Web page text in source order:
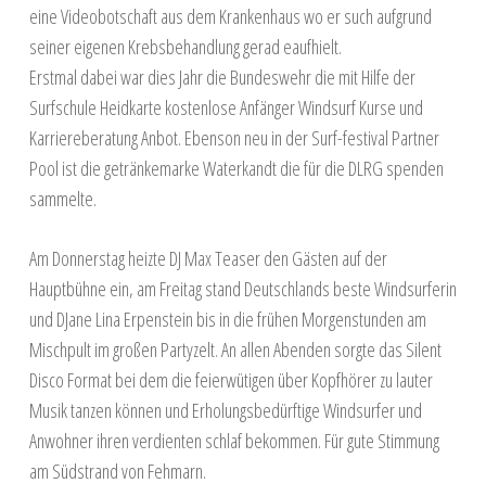
eine Videobotschaft aus dem Krankenhaus wo er such aufgrund
seiner eigenen Krebsbehandlung gerad eaufhielt.
Erstmal dabei war dies Jahr die Bundeswehr die mit Hilfe der
Surfschule Heidkarte kostenlose Anfänger Windsurf Kurse und
Karriereberatung Anbot. Ebenson neu in der Surf-festival Partner
Pool ist die getränkemarke Waterkandt die für die DLRG spenden
sammelte.
Am Donnerstag heizte DJ Max Teaser den Gästen auf der
Hauptbühne ein, am Freitag stand Deutschlands beste Windsurferin
und DJane Lina Erpenstein bis in die frühen Morgenstunden am
Mischpult im großen Partyzelt. An allen Abenden sorgte das Silent
Disco Format bei dem die feierwütigen über Kopfhörer zu lauter
Musik tanzen können und Erholungsbedürftige Windsurfer und
Anwohner ihren verdienten schlaf bekommen. Für gute Stimmung
am Südstrand von Fehmarn.